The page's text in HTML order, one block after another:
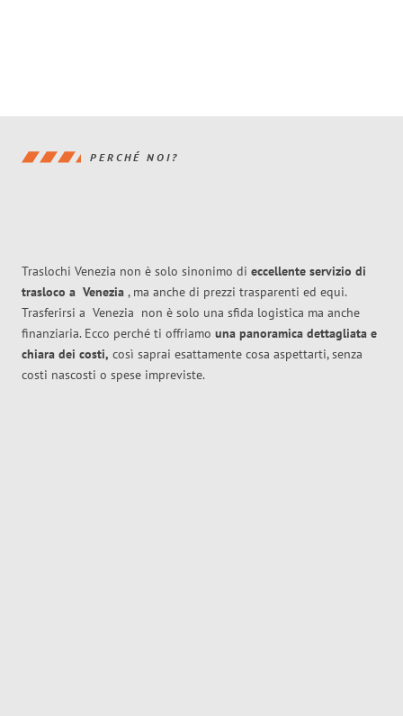
PERCHÉ NOI?
Traslochi Venezia non è solo sinonimo di eccellente servizio di
trasloco a Venezia , ma anche di prezzi trasparenti ed equi.
Trasferirsi a Venezia non è solo una sfida logistica ma anche
finanziaria. Ecco perché ti offriamo una panoramica dettagliata e
chiara dei costi, così saprai esattamente cosa aspettarti, senza
costi nascosti o spese impreviste.